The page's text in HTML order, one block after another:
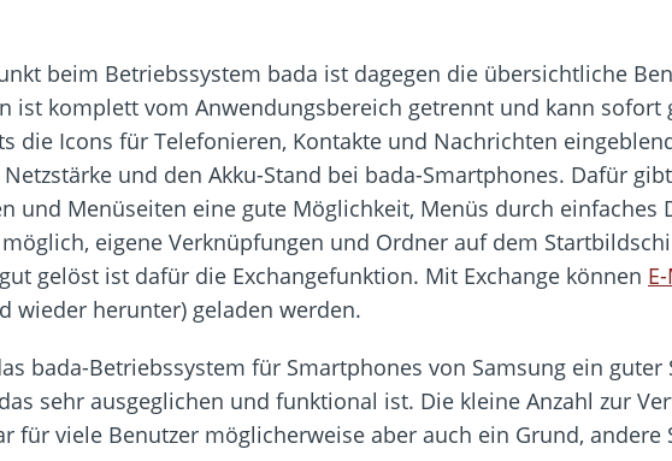
beim Betriebssystem bada ist dagegen die übersichtliche
ist komplett vom Anwendungsbereich getrennt und kann sofort
die Icons für Telefonieren, Kontakte und Nachrichten
und den Akku-Stand bei bada-Smartphones. Dafür
und Menüseiten eine gute Möglichkeit, Menüs durch einfaches
eigene Verknüpfungen und Ordner auf dem
gelöst ist dafür die Exchangefunktion. Mit Exchange können
wieder herunter) geladen werden.
bada-Betriebssystem für Smartphones von Samsung ein
sehr ausgeglichen und funktional ist. Die kleine Anzahl zur
für viele Benutzer möglicherweise aber auch ein Grund, andere